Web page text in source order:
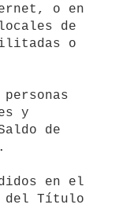
o en
de
o
personas
y
Título